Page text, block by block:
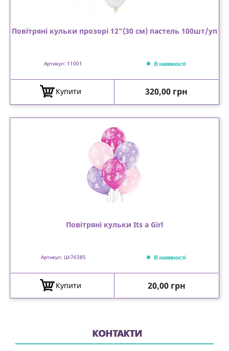
Повітряні кульки прозорі 12"(30 см) пастель 100шт/уп
Артикул: 11001 В наявності
Купити Ціна
320,00 грн
Повітряні кульки Its a Girl
Артикул: Ш-76385 В наявності
Купити Ціна
20,00 грн
КОНТАКТИ